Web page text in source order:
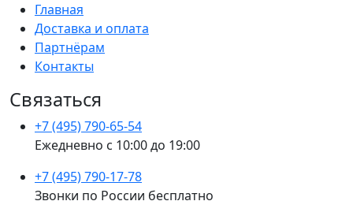
Главная
Доставка и оплата
Партнёрам
Контакты
Связаться
+7 (495) 790-65-54
Ежедневно с 10:00 до 19:00
+7 (495) 790-17-78
Звонки по России бесплатно